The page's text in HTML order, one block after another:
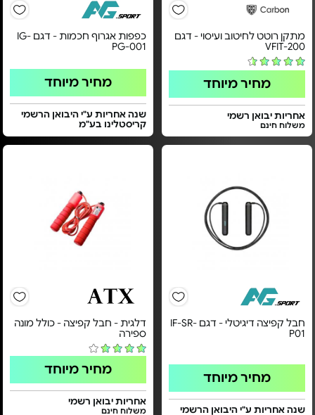
מתקן רוטט לחיטוב ועיסוי - דגם
VFIT-200
מחיר מיוחד
אחריות יבואן רשמי
משלוח חינם
כפפות אגרוף חכמות - דגם IG-
PG-001
מחיר מיוחד
שנה אחריות ע"י היבואן הרשמי
קריסטלינו בע"מ
חבל קפיצה דיגיטלי - דגם IF-SR-
P01
מחיר מיוחד
שנה אחריות ע"י היבואן הרשמי
דלגית - חבל קפיצה - כולל מונה
ספירה
מחיר מיוחד
אחריות יבואן רשמי
משלוח חינם